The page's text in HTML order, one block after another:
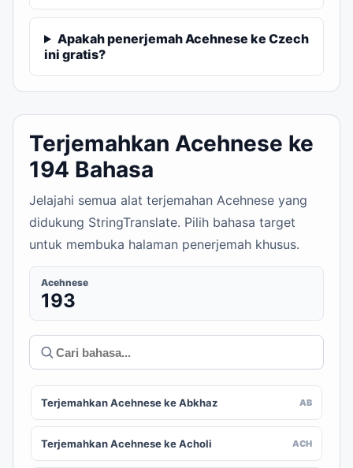
Apakah penerjemah Acehnese ke Czech
ini gratis?
Terjemahkan Acehnese ke
194 Bahasa
Jelajahi semua alat terjemahan Acehnese yang
didukung StringTranslate. Pilih bahasa target
untuk membuka halaman penerjemah khusus.
Acehnese
193
Terjemahkan Acehnese ke Abkhaz AB
Terjemahkan Acehnese ke Acholi ACH